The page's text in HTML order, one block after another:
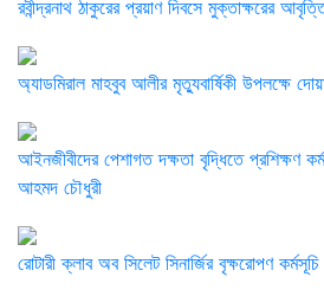
রবীন্দ্রনাথ ঠাকুরের প্রয়াণ দিবসে মুক্তাক্ষরের
অ্যাডমিরাল মাহবুব আলীর মৃত্যুবার্ষিকী উপলক্ষে
‎আইনজীবীদের পেশাগত দক্ষতা বৃদ্ধিতে প্রশিক্ষণ
আহমদ চৌধুরী
রোটারী ক্লাব অব সিলেট সিনার্জির বৃক্ষরোপণ